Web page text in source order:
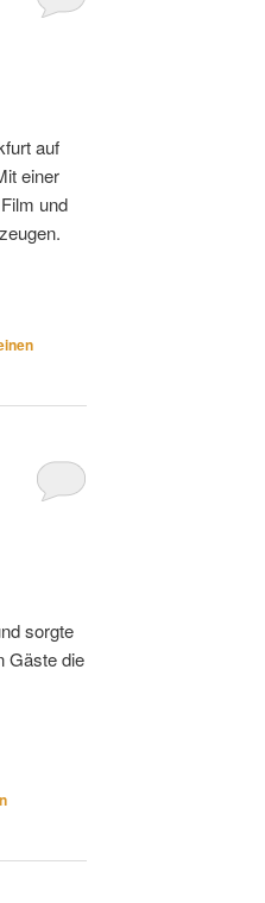
auf
einer
und
sorgte
Gäste die